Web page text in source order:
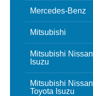
Mercedes-Benz
Mitsubishi
Mitsubishi Nissan
Isuzu
Mitsubishi Nissan
Toyota Isuzu